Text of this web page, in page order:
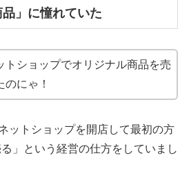
品」に憧れていた
トショップでオリジナル商品を売
のにゃ！
ットショップを開店して最初の方
」という経営の仕方をしていまし